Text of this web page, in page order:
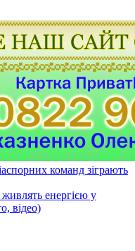
команд зіграють
живлять енергією у
відео)